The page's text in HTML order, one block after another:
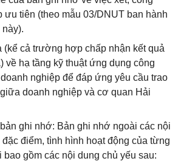
ưu tiên (theo mẫu 03/DNUT ban hành
(kể cả trường hợp chấp nhận kết quả
về hạ tầng kỹ thuật ứng dụng công
nghiệp để đáp ứng yêu cầu trao
doanh nghiệp và cơ quan Hải
ghi nhớ: Bản ghi nhớ ngoài các nội
điểm, tình hình hoạt động của từng
gồm các nội dung chủ yếu sau: